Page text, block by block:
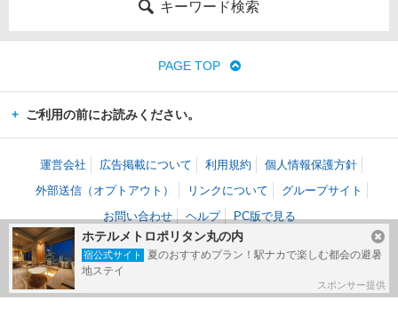
ホテルメトロポリタン丸の内
宿公式サイト
夏のおすすめプラン！駅ナカで楽しむ都会の避暑
地ステイ
スポンサー提供
キーワード検索
PAGE TOP
ご利用の前にお読みください。
運営会社 広告掲載について 利用規約
個人情報保護方針
外部送信（オプトアウト）
リンクについて
グループサイト
お問い合わせ
ヘルプ PC版で見る
(c) Kakaku.com, Inc. All Rights Reserved.
掲載情報・写真など、すべてのコンテンツの無断複写・転載・公衆送信等を禁じま